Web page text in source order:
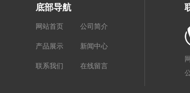
底部导航
网站首页
公司简介
产品展示
新闻中心
联系我们
在线留言